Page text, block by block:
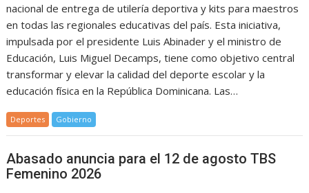
nacional de entrega de utilería deportiva y kits para maestros
en todas las regionales educativas del país. Esta iniciativa,
impulsada por el presidente Luis Abinader y el ministro de
Educación, Luis Miguel Decamps, tiene como objetivo central
transformar y elevar la calidad del deporte escolar y la
educación física en la República Dominicana. Las…
Deportes Gobierno
Abasado anuncia para el 12 de agosto TBS
Femenino 2026